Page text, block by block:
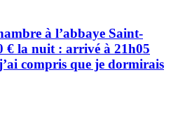
à l’abbaye Saint-
€ la nuit : arrivé à 21h05
compris que je dormirais